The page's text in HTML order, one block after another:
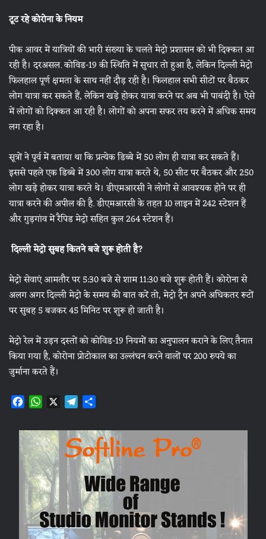
टूट रहे कोरोना के नियम
पीक आवर में यात्रियों की भारी संख्या के चलते मेट्रो प्रशासन को भी दिक्कत आ
रही है। दरअसल. कोविड-19 की स्थिति में सुधार तो हुआ है, लेकिन दिल्ली मेट्रो
फिलहाल पूर्ण क्षमता के साथ नहीं दौड़ रही है। फिलहाल सभी सीटों पर बैठकर
लोग यात्रा कर सकते हैं, लेकिन खड़े होकर यात्रा करने पर अब भी पाबंदी है। ऐसे
में लोगों को दिक्कत आ रही है। लोगों को अपना सफर तय करने में अधिक समय
लग रहा है।
सूत्रों ने पूर्व में बताया था कि प्रत्येक डिब्बे में 50 लोग ही यात्रा कर सकते हैं।
इससे पहले एक डिब्बे में 300 लोग यात्रा करते थे, 50 सीट पर बैठकर और 250
लोग खड़े होकर यात्रा करते थे। डीएमआरसी ने लोगों से आवश्यक होने पर ही
यात्रा करने की अपील की है. डीएमआरसी के तहत 10 लाइन में 242 स्टेशन हैं
और गुड़गांव में रैपिड मेट्रो सहित कुल 264 स्टेशन हैं।
दिल्ली मेट्रो सुबह कितने बजे शुरू होती है?
मेट्रो सेवाएं आमतौर पर 5:30 बजे से शाम 11:30 बजे शुरू होती हैं। कोरोना से
अलग अगर दिल्ली मेट्रो के समय की बात करें तो, मेट्रो ट्रैन अपने अधिकतर रूटों
पर सुबह 5 बजकर 45 मिनिट पर शुरू हो जाती है।
मेट्रो रेल में उड़न दस्तों को कोविड-19 नियमों का अनुपालन कराने के लिए तैनात
किया गया है, कोरोना प्रोटोकाल का उल्लंघन करने वालों पर 200 रुपये का
जुर्माना करते हैं।
F
c
e
b
o
o
k
W
a
t
s
A
p
p
X T
l
e
g
r
a
m
a
r
e